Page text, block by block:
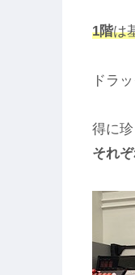
1階は
ドラ
得に
それ